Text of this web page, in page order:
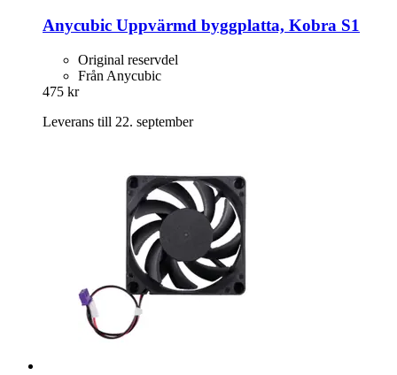
Anycubic Uppvärmd byggplatta, Kobra S1
Original reservdel
Från Anycubic
475 kr
Leverans till 22. september